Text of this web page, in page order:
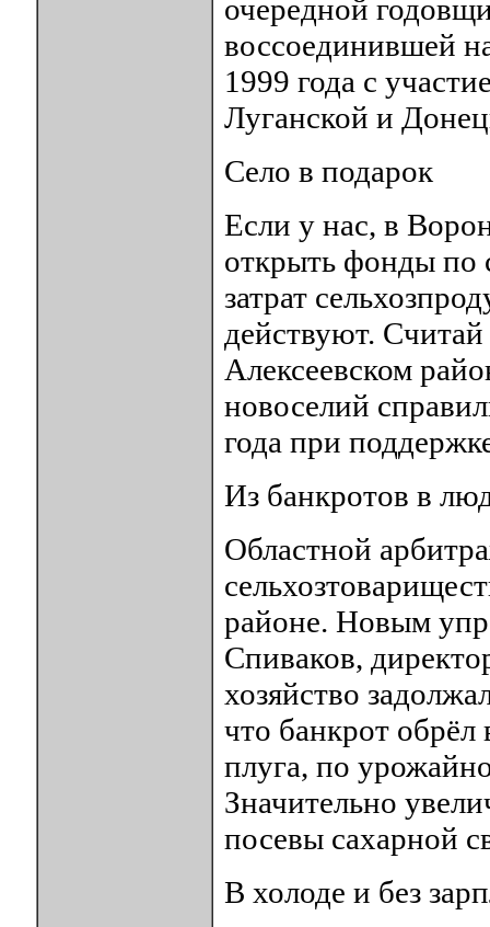
очередной
воссоединившей
1999 года с
Луганской и
Село в подарок
Если у нас, в
открыть фонды по
затрат
действуют. Считай
Алексеевском
новоселий
года при
Из банкротов в
Областной
районе. Новым
Спиваков,
хозяйство
что банкрот обрёл
плуга, по
Значительно
посевы сахарной
В холоде и без